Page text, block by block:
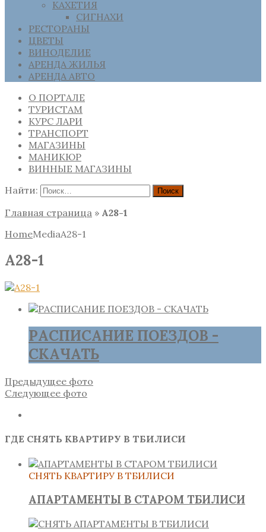
КАХЕТИЯ
СИГНАХИ
РЕСТОРАНЫ
ЦВЕТЫ
ВИНОДЕЛИЕ
АРЕНДА ЖИЛЬЯ
АРЕНДА АВТО
О ПОРТАЛЕ
ТУРИСТАМ
КУРС ЛАРИ
ТРАНСПОРТ
МАГАЗИНЫ
МАНИКЮР
ВИННЫЕ МАГАЗИНЫ
Найти:
Главная страница » A28-1
HomeMediaA28-1
A28-1
РАСПИСАНИЕ ПОЕЗДОВ -
СКАЧАТЬ
Предыдущее фото
Следующее фото
ГДЕ СНЯТЬ КВАРТИРУ В ТБИЛИСИ
СНЯТЬ КВАРТИРУ В ТБИЛИСИ
АПАРТАМЕНТЫ В СТАРОМ ТБИЛИСИ